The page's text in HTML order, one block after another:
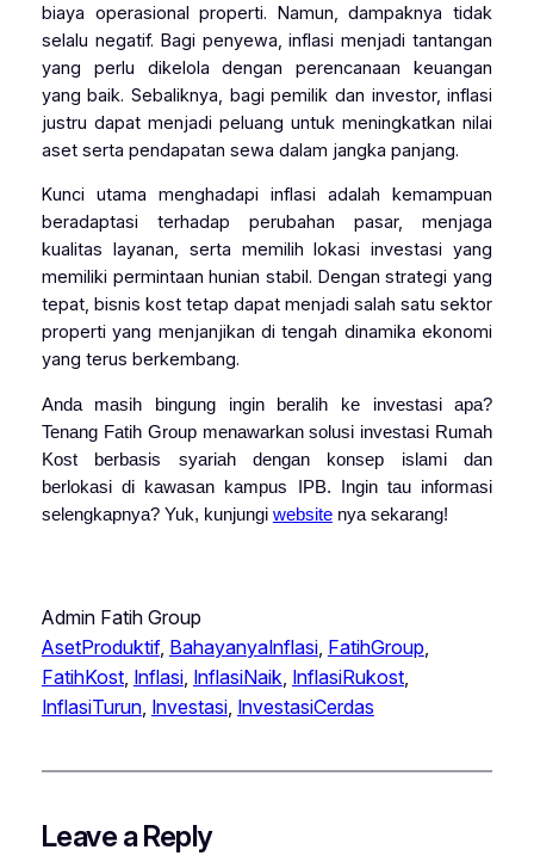
biaya operasional properti. Namun, dampaknya tidak
selalu negatif. Bagi penyewa, inflasi menjadi tantangan
yang perlu dikelola dengan perencanaan keuangan
yang baik. Sebaliknya, bagi pemilik dan investor, inflasi
justru dapat menjadi peluang untuk meningkatkan nilai
aset serta pendapatan sewa dalam jangka panjang.
Kunci utama menghadapi inflasi adalah kemampuan
beradaptasi terhadap perubahan pasar, menjaga
kualitas layanan, serta memilih lokasi investasi yang
memiliki permintaan hunian stabil. Dengan strategi yang
tepat, bisnis kost tetap dapat menjadi salah satu sektor
properti yang menjanjikan di tengah dinamika ekonomi
yang terus berkembang.
Anda masih bingung ingin beralih ke investasi apa?
Tenang Fatih Group menawarkan solusi investasi Rumah
Kost berbasis syariah dengan konsep islami dan
berlokasi di kawasan kampus IPB. Ingin tau informasi
selengkapnya? Yuk, kunjungi websitenya sekarang!
Admin Fatih Group
AsetProduktif, BahayanyaInflasi, FatihGroup
FatihKost, Inflasi, InflasiNaik, InflasiRukost
InflasiTurun, Investasi, InvestasiCerdas
Leave a Reply